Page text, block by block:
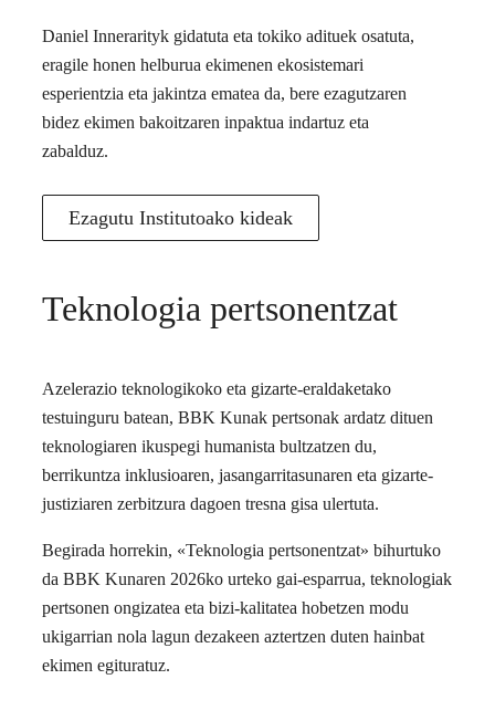
Daniel Innerarityk gidatuta eta tokiko adituek osatuta,
eragile honen helburua ekimenen ekosistemari
esperientzia eta jakintza ematea da, bere ezagutzaren
bidez ekimen bakoitzaren inpaktua indartuz eta
zabalduz.
Ezagutu Institutoako kideak
Teknologia pertsonentzat
Azelerazio teknologikoko eta gizarte-eraldaketako
testuinguru batean, BBK Kunak pertsonak ardatz dituen
teknologiaren ikuspegi humanista bultzatzen du,
berrikuntza inklusioaren, jasangarritasunaren eta gizarte-
justiziaren zerbitzura dagoen tresna gisa ulertuta.
Begirada horrekin, «Teknologia pertsonentzat» bihurtuko
da BBK Kunaren 2026ko urteko gai-esparrua, teknologiak
pertsonen ongizatea eta bizi-kalitatea hobetzen modu
ukigarrian nola lagun dezakeen aztertzen duten hainbat
ekimen egituratuz.